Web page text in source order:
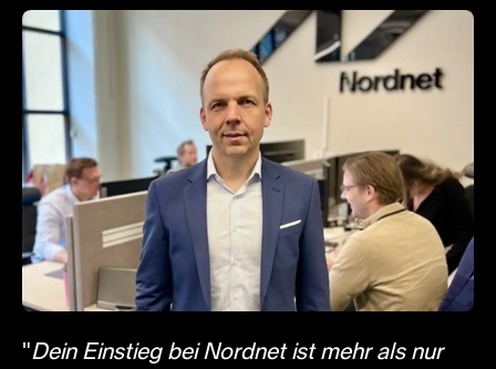
"Dein Einstieg bei Nordnet ist mehr als nur